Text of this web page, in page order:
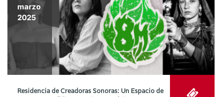
marzo
2025
Residencia de Creadoras Sonoras: Un Espacio de